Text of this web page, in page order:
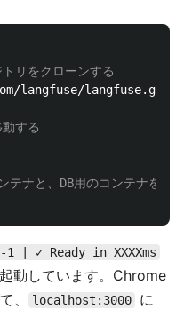
リをクローンする
langfuse/langfuse.git
する
ナと、DB用のコンテナをま
| ✓ Ready in XXXXms
動しています。Chrome
、
localhost:3000
に